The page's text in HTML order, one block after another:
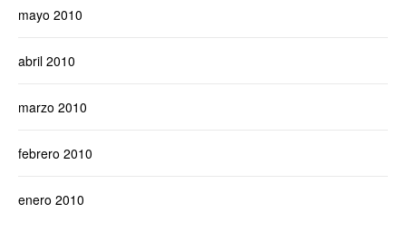
mayo 2010
abril 2010
marzo 2010
febrero 2010
enero 2010